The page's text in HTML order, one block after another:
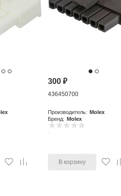
300₽
436450700
Производитель: Molex
Бренд: Molex
В корзину